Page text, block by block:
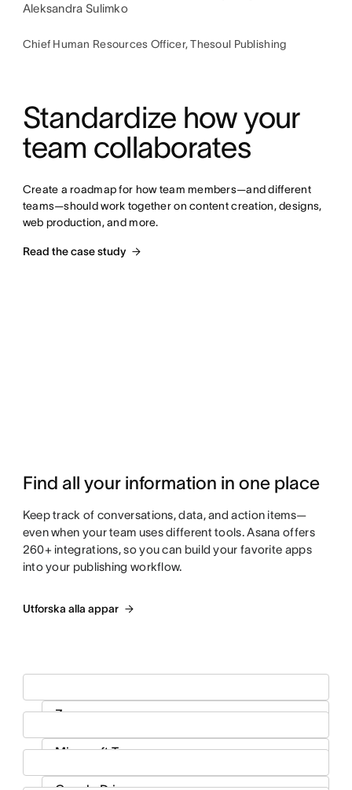
Aleksandra Sulimko
Chief Human Resources Officer, Thesoul Publishing
Standardize how your
team collaborates
Create a roadmap for how team members—and different
teams—should work together on content creation, designs,
web production, and more.
Read the case study
Find all your information in one place
Keep track of conversations, data, and action items—
even when your team uses different tools. Asana offers
260+ integrations, so you can build your favorite apps
into your publishing workflow.
Utforska alla appar